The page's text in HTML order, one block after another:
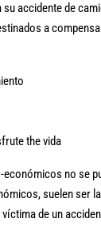
accidente de
a
the vida
no se
suelen ser
de un